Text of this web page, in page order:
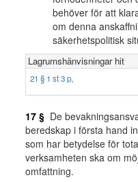
behöver för att
om denna
säkerhetspolitisk
Lagrumshänvisningar hit
21 § 1 st 3 p,
17 § De
beredskap i första hand
som har betydelse för
verksamheten ska om
omfattning.